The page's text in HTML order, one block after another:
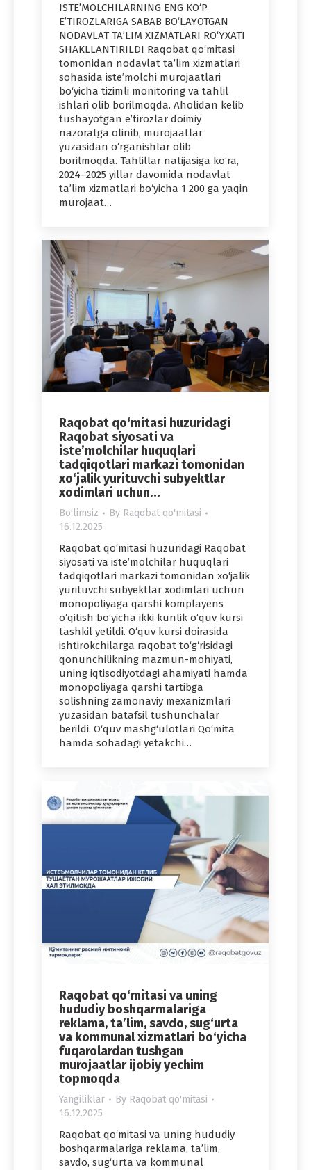
ISTE’MOLCHILARNING ENG KO‘P
E’TIROZLARIGA SABAB BO‘LAYOTGAN
NODAVLAT TA’LIM XIZMATLARI RO‘YXATI
SHAKLLANTIRILDI Raqobat qo‘mitasi
tomonidan nodavlat ta’lim xizmatlari
sohasida iste’molchi murojaatlari
bo‘yicha tizimli monitoring va tahlil
ishlari olib borilmoqda. Aholidan kelib
tushayotgan e’tirozlar doimiy
nazoratga olinib, murojaatlar
yuzasidan o‘rganishlar olib
borilmoqda. Tahlillar natijasiga ko‘ra,
2024–2025 yillar davomida nodavlat
ta’lim xizmatlari bo‘yicha 1 200 ga yaqin
murojaat…
Raqobat qo‘mitasi huzuridagi
Raqobat siyosati va
iste’molchilar huquqlari
tadqiqotlari markazi tomonidan
xo‘jalik yurituvchi subyektlar
xodimlari uchun…
Bo'limsiz By Raqobat qo'mitasi
16.12.2025
Raqobat qo‘mitasi huzuridagi Raqobat
siyosati va iste’molchilar huquqlari
tadqiqotlari markazi tomonidan xo‘jalik
yurituvchi subyektlar xodimlari uchun
monopoliyaga qarshi komplayens
o‘qitish bo‘yicha ikki kunlik o‘quv kursi
tashkil yetildi. O‘quv kursi doirasida
ishtirokchilarga raqobat to‘g‘risidagi
qonunchilikning mazmun-mohiyati,
uning iqtisodiyotdagi ahamiyati hamda
monopoliyaga qarshi tartibga
solishning zamonaviy mexanizmlari
yuzasidan batafsil tushunchalar
berildi. O‘quv mashg‘ulotlari Qo‘mita
hamda sohadagi yetakchi…
Raqobat qo‘mitasi va uning
hududiy boshqarmalariga
reklama, ta’lim, savdo, sug‘urta
va kommunal xizmatlari bo‘yicha
fuqarolardan tushgan
murojaatlar ijobiy yechim
topmoqda
Yangiliklar By Raqobat qo'mitasi
16.12.2025
Raqobat qo‘mitasi va uning hududiy
boshqarmalariga reklama, ta’lim,
savdo, sug‘urta va kommunal